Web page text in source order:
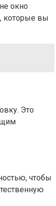
окно
которые вы
Это
чтобы